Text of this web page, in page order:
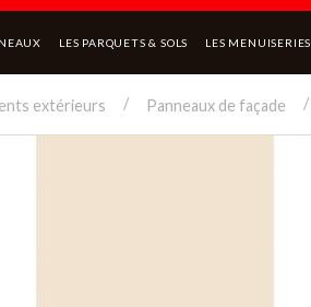
LES PARQUETS & SOLS LES MENUISERIES
extérieurs Panneaux de façade